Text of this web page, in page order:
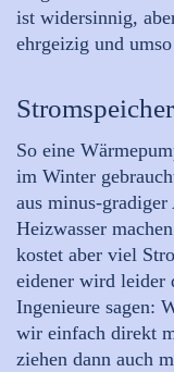
ist widersinnig,
ehrgeizig und
So eine
im Winter
aus minus-
Heizwasser
kostet aber viel
eidener wird leider
Ingenieure sagen:
wir einfach direkt
ziehen dann auch